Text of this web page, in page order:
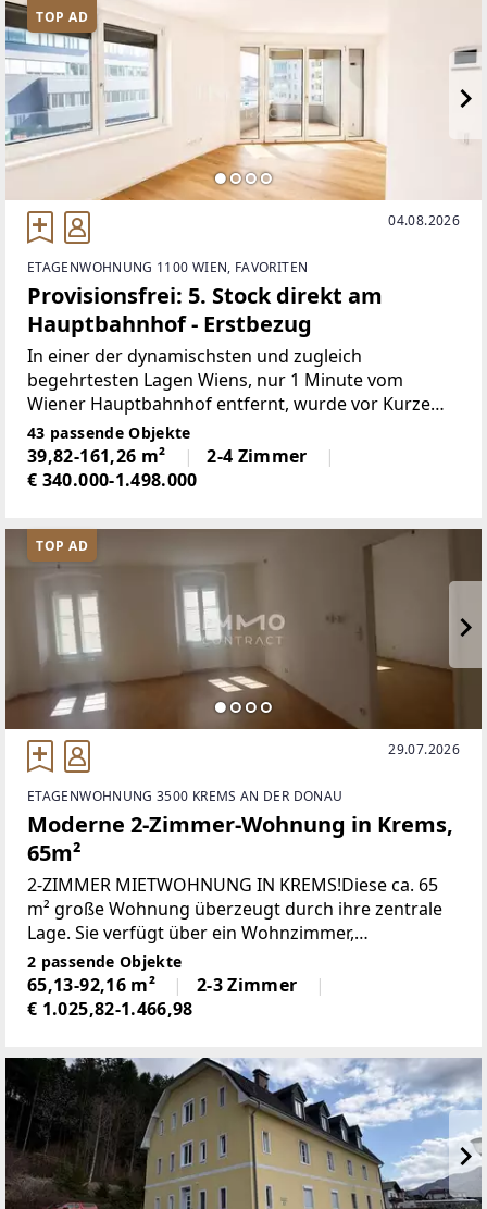
TOP AD
04.08.2026
ETAGENWOHNUNG 1100 WIEN, FAVORITEN
Provisionsfrei: 5. Stock direkt am
Hauptbahnhof - Erstbezug
In einer der dynamischsten und zugleich
begehrtesten Lagen Wiens, nur 1 Minute vom
Wiener Hauptbahnhof entfernt, wurde vor Kurzem
ein außergewöhnliches Wohnprojekt fertiggestellt,
das modernen Wohnkomfort, hochwertige
Architektur und urbanen Lifestyle
43 passende Objekte
39,82-161,26 m²
2-4 Zimmer
€ 340.000-1.498.000
TOP AD
29.07.2026
ETAGENWOHNUNG 3500 KREMS AN DER DONAU
Moderne 2-Zimmer-Wohnung in Krems,
65m²
2-ZIMMER MIETWOHNUNG IN KREMS!Diese ca. 65
m² große Wohnung überzeugt durch ihre zentrale
Lage. Sie verfügt über ein Wohnzimmer,
Schlafzimmer, Bad mit Dusche.In nur wenigen
Gehminuten erreichen Sie die Fußgängerzone von
Krems.Die
2 passende Objekte
65,13-92,16 m²
2-3 Zimmer
€ 1.025,82-1.466,98